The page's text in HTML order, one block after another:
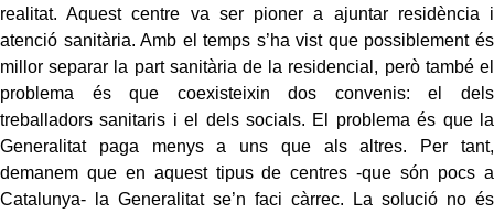
realitat. Aquest centre va ser pioner a ajuntar residència i
atenció sanitària. Amb el temps s’ha vist que possiblement és
millor separar la part sanitària de la residencial, però també el
problema és que coexisteixin dos convenis: el dels
treballadors sanitaris i el dels socials. El problema és que la
Generalitat paga menys a uns que als altres. Per tant,
demanem que en aquest tipus de centres -que són pocs a
Catalunya- la Generalitat se’n faci càrrec. La solució no és